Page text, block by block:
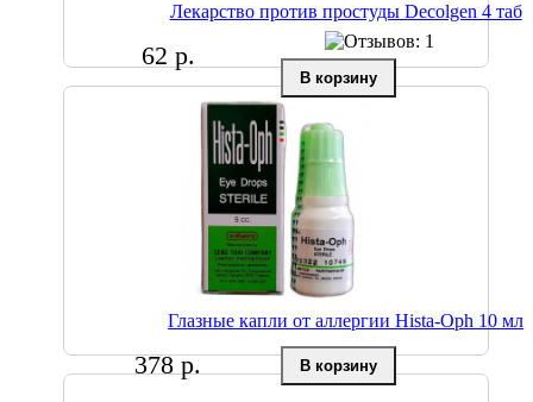
Лекарство против простуды Decolgen 4 таб
62 р.
Глазные капли от аллергии Hista-Oph 10 мл
378 р.